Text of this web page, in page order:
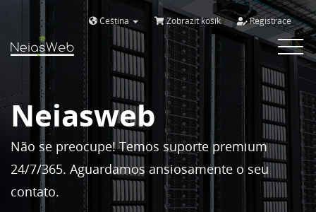
Čeština Zobrazit košík Registrace
Toggle
Neiasweb
Não se preocupe! Temos suporte premium
24/7/365. Aguardamos ansiosamente o seu
contato.